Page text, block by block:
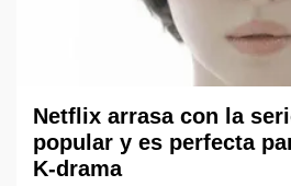
Netflix arrasa con la
popular y es perfecta
K-drama